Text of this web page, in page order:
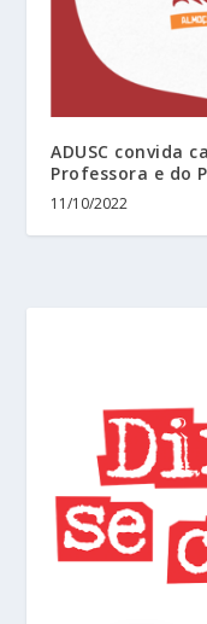
ADUSC convida
Professora e do
11/10/2022